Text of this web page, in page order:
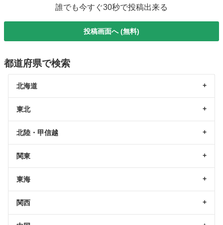
誰でも今すぐ30秒で投稿出来る
投稿画面へ (無料)
都道府県で検索
北海道
東北
北陸・甲信越
関東
東海
関西